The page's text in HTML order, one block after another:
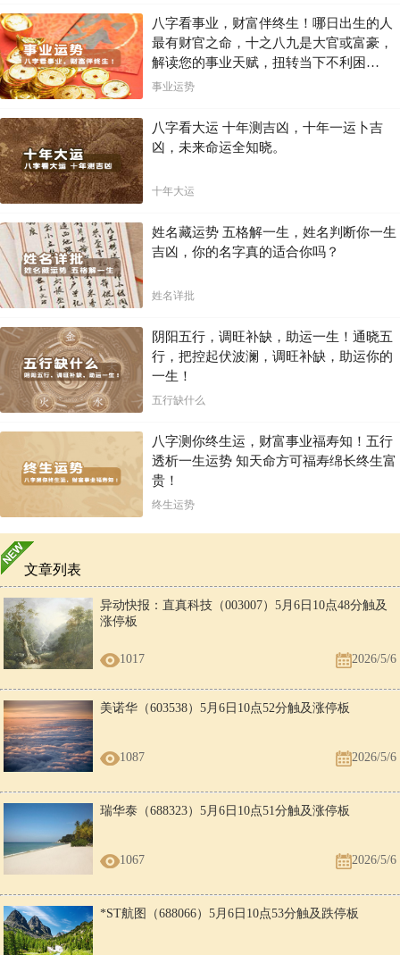
八字看事业，财富伴终生！哪日出生的人
最有财官之命，十之八九是大官或富豪，
解读您的事业天赋，扭转当下不利困
局！！
事业运势
八字看大运 十年测吉凶，十年一运卜吉
凶，未来命运全知晓。
十年大运
姓名藏运势 五格解一生，姓名判断你一生
吉凶，你的名字真的适合你吗？
姓名详批
阴阳五行，调旺补缺，助运一生！通晓五
行，把控起伏波澜，调旺补缺，助运你的
一生！
五行缺什么
八字测你终生运，财富事业福寿知！五行
透析一生运势 知天命方可福寿绵长终生富
贵！
终生运势
文章列表
异动快报：直真科技（003007）5月6日10点48分触及
涨停板
1017 2026/5/6
美诺华（603538）5月6日10点52分触及涨停板
1087 2026/5/6
瑞华泰（688323）5月6日10点51分触及涨停板
1067 2026/5/6
*ST航图（688066）5月6日10点53分触及跌停板